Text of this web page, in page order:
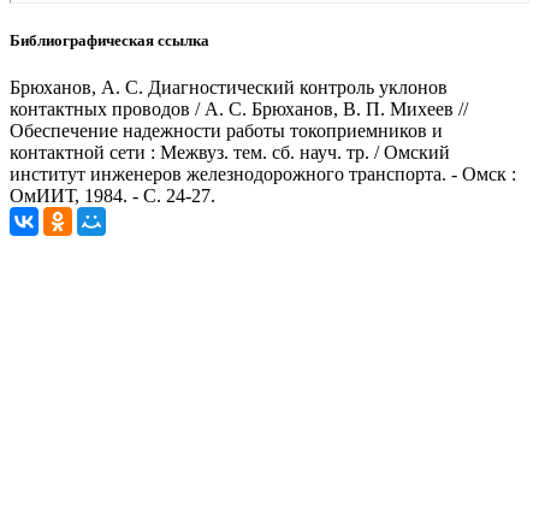
Библиографическая ссылка
Брюханов, А. С. Диагностический контроль уклонов
контактных проводов / А. С. Брюханов, В. П. Михеев //
Обеспечение надежности работы токоприемников и
контактной сети : Межвуз. тем. сб. науч. тр. / Омский
институт инженеров железнодорожного транспорта. - Омск :
ОмИИТ, 1984. - С. 24-27.